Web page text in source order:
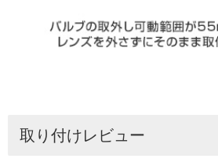
取り付けレビュー